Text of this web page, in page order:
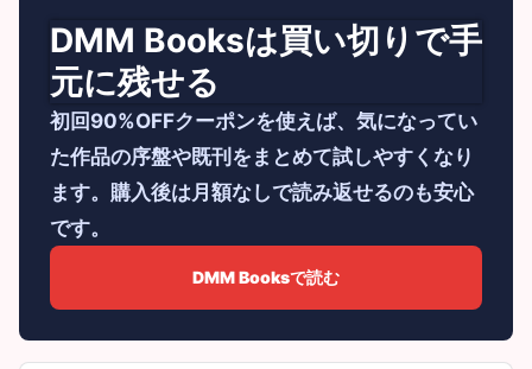
DMM Booksは買い切りで手
元に残せる
初回90%OFFクーポンを使えば、気になってい
た作品の序盤や既刊をまとめて試しやすくなり
ます。購入後は月額なしで読み返せるのも安心
です。
DMM Booksで読む